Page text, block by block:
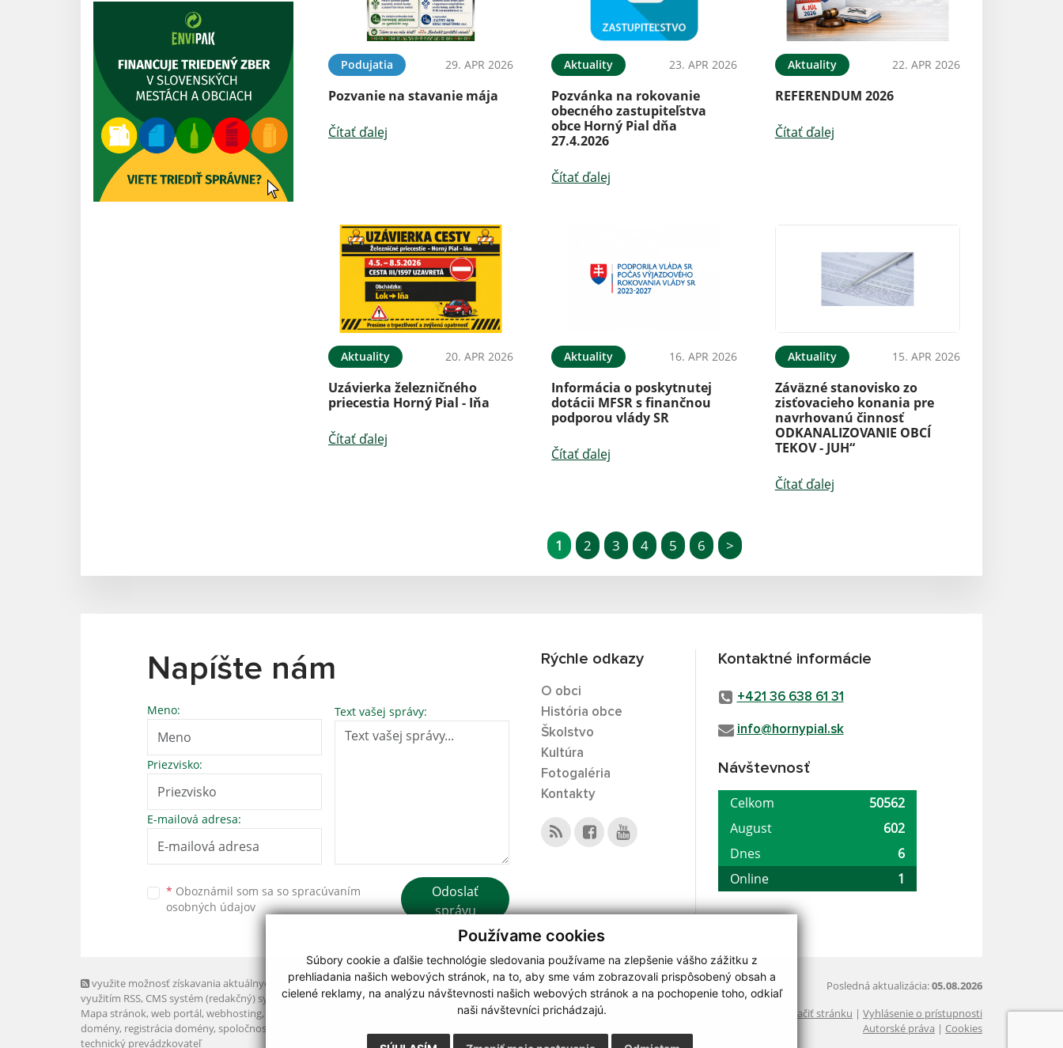
Používame cookies
Súbory cookie a ďalšie technológie sledovania používame na zlepšenie vášho zážitku z
prehliadania našich webových stránok, na to, aby sme vám zobrazovali prispôsobený obsah a
cielené reklamy, na analýzu návštevnosti našich webových stránok a na pochopenie toho, odkiaľ
naši návštevníci prichádzajú.
Podujatia 29. APR 2026
Pozvanie na stavanie mája
Čítať ďalej
Aktuality 23. APR 2026
Pozvánka na rokovanie
obecného zastupiteľstva
obce Horný Pial dňa
27.4.2026
Čítať ďalej
Aktuality 22. APR 2026
REFERENDUM 2026
Čítať ďalej
Aktuality 20. APR 2026
Uzávierka železničného
priecestia Horný Pial - Iňa
Čítať ďalej
Aktuality 16. APR 2026
Informácia o poskytnutej
dotácii MFSR s finančnou
podporou vlády SR
Čítať ďalej
Aktuality 15. APR 2026
Záväzné stanovisko zo
zisťovacieho konania pre
navrhovanú činnosť
ODKANALIZOVANIE OBCÍ
TEKOV - JUH“
Čítať ďalej
1 2 3 4 5 6 >
Napíšte nám
Meno:
Priezvisko:
E-mailová adresa:
Text vašej správy:
* Oboznámil som sa so spracúvaním
osobných údajov
Odoslať
správu
Rýchle odkazy
O obci
História obce
Školstvo
Kultúra
Fotogaléria
Kontakty
Kontaktné informácie
+421 36 638 61 31
info@hornypial.sk
Návštevnosť
využite možnosť získavania aktuálnych informácií s
využitím RSS, CMS systém (redakčný) systém ECHELON 2,
Mapa stránok, web portál, webhosting,
domény, registrácia domény, spoločnosť webex.digital, s.r.o.
technický prevádzkovateľ
Posledná aktualizácia:05.08.2026
Vytlačiť stránku | Vyhlásenie o prístupnosti
Autorské práva | Cookies
webdesign|